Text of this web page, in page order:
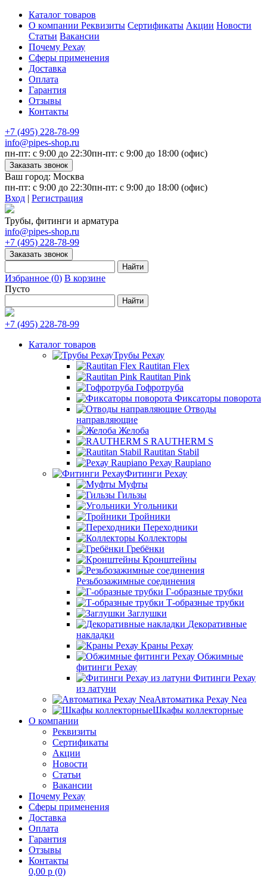
Каталог товаров
О компании Реквизиты Сертификаты Акции Новости
Статьи Вакансии
Почему Рехау
Сферы применения
Доставка
Оплата
Гарантия
Отзывы
Контакты
+7 (495) 228-78-99
info@pipes-shop.ru
пн-пт: с 9:00 до 22:30пн-пт: с 9:00 до 18:00 (офис)
Ваш город: Москва
пн-пт: с 9:00 до 22:30пн-пт: с 9:00 до 18:00 (офис)
Вход | Регистрация
Трубы, фитинги и арматура
info@pipes-shop.ru
+7 (495) 228-78-99
Избранное (0) В корзине
Пусто
+7 (495) 228-78-99
Каталог товаров
Трубы Рехау
Rautitan Flex
Rautitan Pink
Гофротруба
Фиксаторы поворота
Отводы
направляющие
Желоба
RAUTHERM S
Rautitan Stabil
Рехау Raupiano
Фитинги Рехау
Муфты
Гильзы
Угольники
Тройники
Переходники
Коллекторы
Гребёнки
Кронштейны
Резьбозажимные соединения
Г-образные трубки
Т-образные трубки
Заглушки
Декоративные
накладки
Краны Рехау
Обжимные
фитинги Рехау
Фитинги Рехау
из латуни
Автоматика Рехау Nea
Шкафы коллекторные
О компании
Реквизиты
Сертификаты
Акции
Новости
Статьи
Вакансии
Почему Рехау
Сферы применения
Доставка
Оплата
Гарантия
Отзывы
Контакты
0,00 р (0)